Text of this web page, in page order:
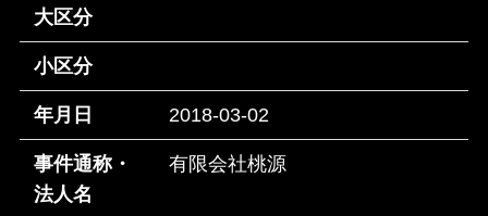
大区分
小区分
年月日 2018-03-02
事件通称・
法人名
有限会社桃源